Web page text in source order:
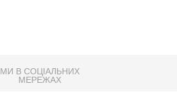
МИ В СОЦІАЛЬНИХ
МЕРЕЖАХ